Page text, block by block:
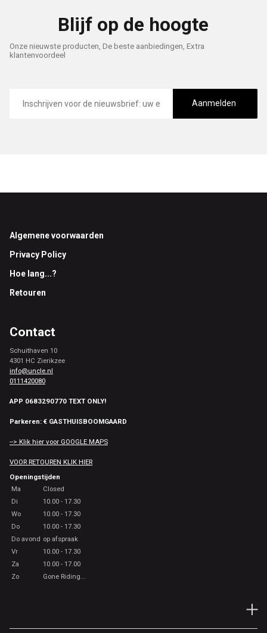
Blijf op de hoogte
Onze nieuwste producten, De beste aanbiedingen, Extra
klantenvoordeel
mailadres
Aanmelden
Footer
Algemene voorwaarden
Privacy Policy
Hoe lang...?
Retouren
Contact
Schuithaven 10
4301 HC Zierikzee
info@uncle.nl
0111420080
APP 0683290770 TEXT ONLY!
Parkeren: € GASTHUISBOOMGAARD
--> Klik hier voor GOOGLE MAPS
VOOR RETOUREN KLIK HIER
Openingstijden
Ma
Closed
Di
10.00 - 17.30
Wo
10.00 - 17.30
Do
10.00 - 17.30
Do avond op afspraak
Vr
10.00 - 17.30
Za
10.00 - 17.00
Zo
Gone Riding...